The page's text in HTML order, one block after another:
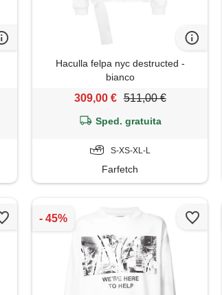
Haculla felpa nyc destructed -
bianco
309,00 € 511,00 €
Sped. gratuita
S-XS-XL-L
Farfetch